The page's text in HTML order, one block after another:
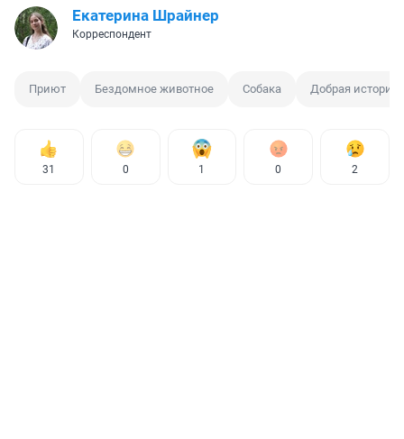
Екатерина Шрайнер
Корреспондент
Приют Бездомное животное Собака Добрая история
31 0 1 0 2